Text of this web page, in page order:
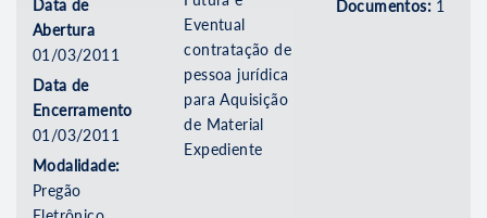
Data de
Abertura
01/03/2011
Data de
Encerramento
01/03/2011
Modalidade:
Pregão
Eventual
contratação de
pessoa jurídica
para Aquisição
de Material
Expediente
Documentos: 1